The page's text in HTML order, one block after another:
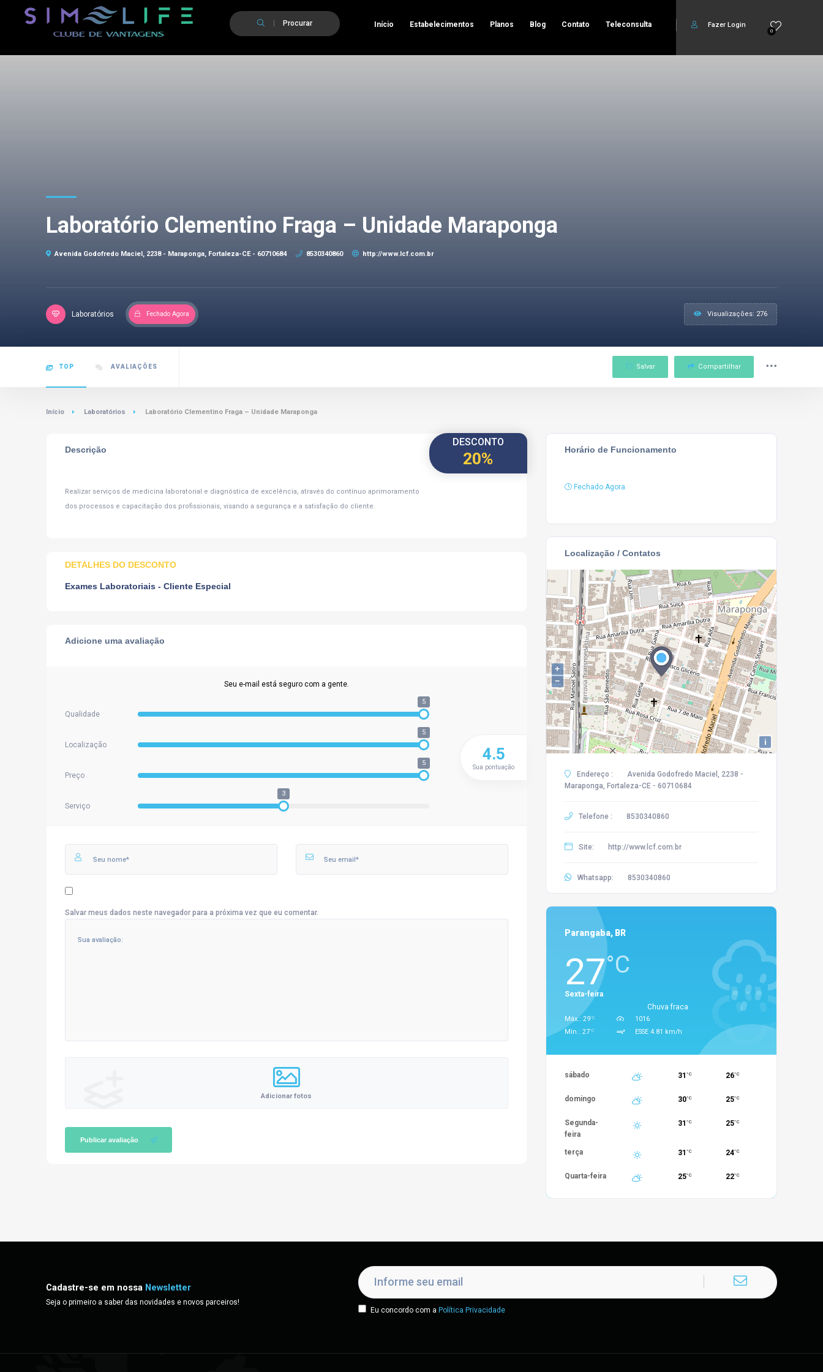
Procurar
0
Fazer Login
Início Estabelecimentos Planos Blog Contato Teleconsulta
Laboratório Clementino Fraga – Unidade Maraponga
Avenida Godofredo Maciel, 2238 - Maraponga, Fortaleza-CE - 60710684 8530340860 http://www.lcf.com.br
Laboratórios Fechado Agora Visualizações: 276
TOP AVALIAÇÕES Salvar Compartilhar
Início Laboratórios Laboratório Clementino Fraga – Unidade Maraponga
DESCONTO
20%
Descrição
Realizar serviços de medicina laboratorial e diagnóstica de excelência, através do contínuo aprimoramento
dos processos e capacitação dos profissionais, visando a segurança e a satisfação do cliente.
DETALHES DO DESCONTO
Exames Laboratoriais - Cliente Especial
Adicione uma avaliação
Seu e-mail está seguro com a gente.
Qualidade
5
Localização
5
Preço
5
Serviço
3
4.5
Sua pontuação
Salvar meus dados neste navegador para a próxima vez que eu comentar.
Adicionar fotos
Publicar avaliação
Horário de Funcionamento
Fechado Agora
Localização / Contatos
+
−
i
Endereço :
Avenida Godofredo Maciel, 2238 -
Maraponga, Fortaleza-CE - 60710684
Telefone : 8530340860
Site: http://www.lcf.com.br
Whatsapp: 8530340860
Parangaba, BR
27°C
Chuva fraca
Sexta-feira
Máx.: 29°C
Mín.: 27°C
1016
ESSE 4.81 km/h
sábado 31 °C 26°C
domingo 30°C 25°C
Segunda-
feira
31 °C 25°C
terça 31 °C 24°C
Quarta-feira 25°C 22°C
Cadastre-se em nossa Newsletter
Seja o primeiro a saber das novidades e novos parceiros!
Eu concordo com a Política Privacidade